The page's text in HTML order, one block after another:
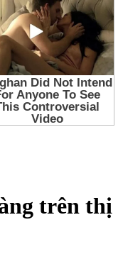
trên thị